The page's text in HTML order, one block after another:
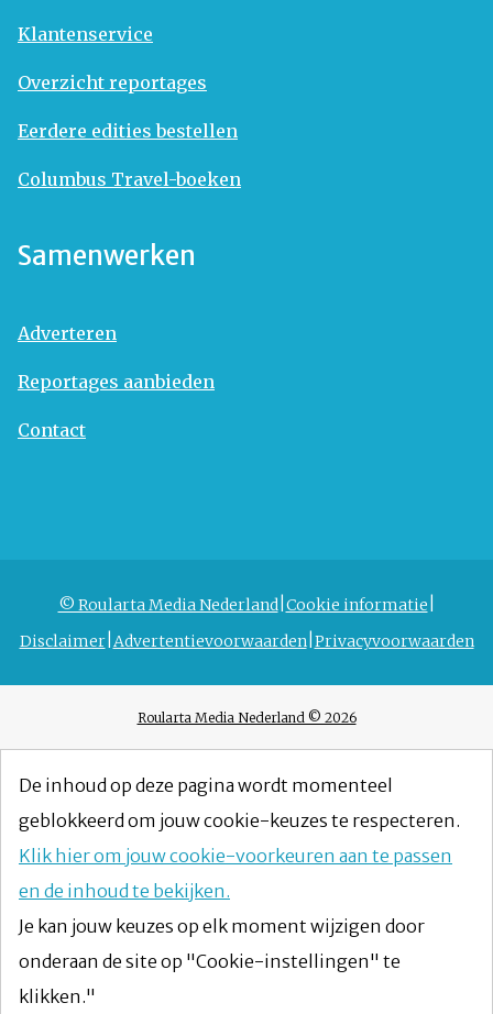
Klantenservice
Overzicht reportages
Eerdere edities bestellen
Columbus Travel-boeken
Samenwerken
Adverteren
Reportages aanbieden
Contact
© Roularta Media Nederland Cookie informatie
Disclaimer Advertentievoorwaarden Privacyvoorwaarden
Roularta Media Nederland © 2026
De inhoud op deze pagina wordt momenteel
geblokkeerd om jouw cookie-keuzes te respecteren.
Klik hier om jouw cookie-voorkeuren aan te passen
en de inhoud te bekijken.
Je kan jouw keuzes op elk moment wijzigen door
onderaan de site op "Cookie-instellingen" te
klikken."